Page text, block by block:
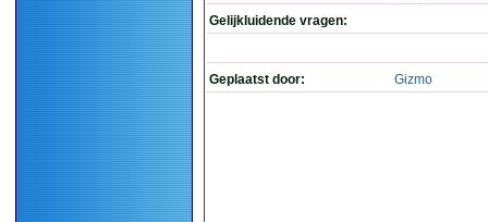
Gelijkluidende vragen:
Geplaatst door: Gizmo